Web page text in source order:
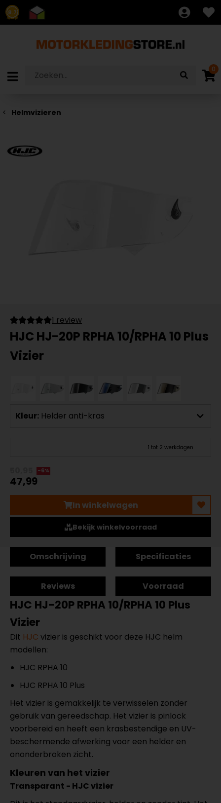
8.7
0
Helmvizieren
1 review
HJC HJ-20P RPHA 10/RPHA 10 Plus
Vizier
Kleur: Helder anti-kras
1 tot 2 werkdagen
-6%
47,99
In winkelwagen
Bekijk winkelvoorraad
Omschrijving Specificaties
Reviews Voorraad
HJC HJ-20P RPHA 10/RPHA 10 Plus
Vizier
Dit HJC vizier is geschikt voor deze HJC helm
modellen:
HJC RPHA 10
HJC RPHA 10 Plus
Het vizier is gemakkelijk te verwisselen zonder
gebruik van gereedschap. Het vizier is pinlock
voorbereid en heeft een krasbestendige en UV-
beschermende afwerking voor een helder en
ononderbroken zicht.
Kleuren van het vizier
Transparant - HJC vizier